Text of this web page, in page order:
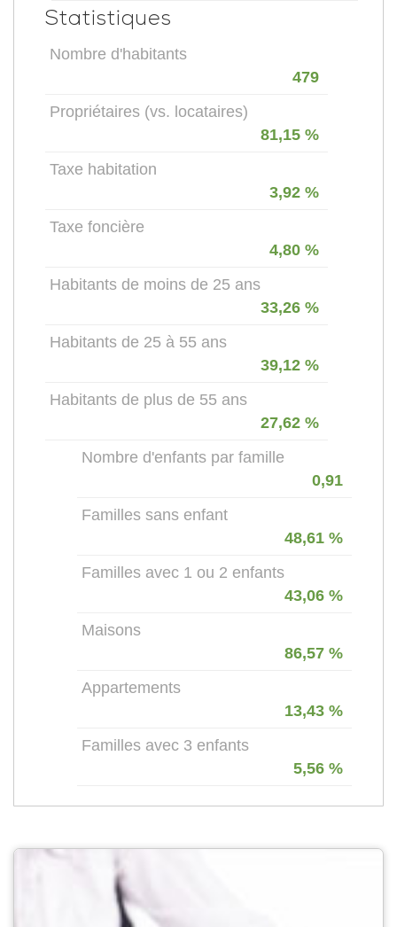
Statistiques
Nombre d'habitants
479
Propriétaires (vs. locataires)
81,15 %
Taxe habitation
3,92 %
Taxe foncière
4,80 %
Habitants de moins de 25 ans
33,26 %
Habitants de 25 à 55 ans
39,12 %
Habitants de plus de 55 ans
27,62 %
Nombre d'enfants par famille
0,91
Familles sans enfant
48,61 %
Familles avec 1 ou 2 enfants
43,06 %
Maisons
86,57 %
Appartements
13,43 %
Familles avec 3 enfants
5,56 %